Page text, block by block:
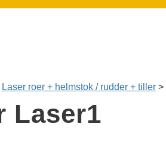
Laser roer + helmstok / rudder + tiller >
Laser1